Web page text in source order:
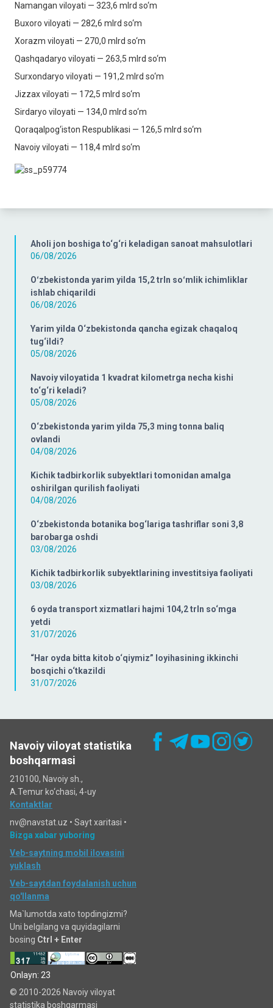
Aholi jon boshiga to‘g‘ri keladigan sanoat mahsulotlari
06/08/2026
Oʻzbekistonda yarim yilda 15,2 trln soʻmlik ichimliklar
ishlab chiqarildi
06/08/2026
Yarim yilda O‘zbekistonda qancha egizak chaqaloq
tug‘ildi?
05/08/2026
Navoiy viloyatida 1 kvadrat kilometrga necha kishi
to‘g‘ri keladi?
05/08/2026
O‘zbekistonda yarim yilda 75,3 ming tonna baliq
ovlandi
04/08/2026
Kichik tadbirkorlik subyektlari tomonidan amalga
oshirilgan qurilish faoliyati
04/08/2026
O‘zbekistonda botanika bog‘lariga tashriflar soni 3,8
barobarga oshdi
03/08/2026
Kichik tadbirkorlik subyektlarining investitsiya faoliyati
03/08/2026
6 oyda transport xizmatlari hajmi 104,2 trln so‘mga
yetdi
31/07/2026
“Har oyda bitta kitob o‘qiymiz” loyihasining ikkinchi
bosqichi o‘tkazildi
31/07/2026
Namangan viloyati — 323,6 mlrd so‘m
Buxoro viloyati — 282,6 mlrd so‘m
Xorazm viloyati — 270,0 mlrd so‘m
Qashqadaryo viloyati — 263,5 mlrd so‘m
Surxondaryo viloyati — 191,2 mlrd so‘m
Jizzax viloyati — 172,5 mlrd so‘m
Sirdaryo viloyati — 134,0 mlrd so‘m
Qoraqalpog‘iston Respublikasi — 126,5 mlrd so‘m
Navoiy viloyati — 118,4 mlrd so‘m
Navoiy viloyat statistika
boshqarmasi
210100, Navoiy sh.,
A.Temur ko‘chаsi, 4-uy
Kontaktlar
nv@navstat.uz • Sayt xaritasi •
Bizga xabar yuboring
Veb-saytning mobil ilovasini
yuklash
Veb-saytdan foydalanish uchun
qo'llanma
Ma`lumotda xato topdingizmi?
Uni belgilang va quyidagilarni
bosing Ctrl + Enter
Onlayn: 23
© 2010-2026 Navoiy viloyat
statistika boshqarmasi